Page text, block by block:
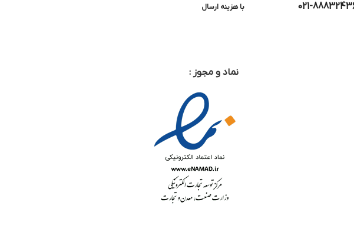
021-
با هزینه ارسال
نماد و مجوز :